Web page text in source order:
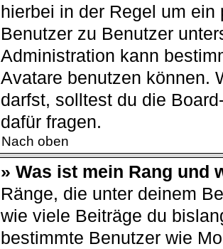
hierbei in der Regel um
Benutzer zu Benutzer
Administration kann
Avatare benutzen können.
darfst, solltest du die
dafür fragen.
Nach oben
» Was ist mein Rang und
Ränge, die unter deinem
wie viele Beiträge du
bestimmte Benutzer wie